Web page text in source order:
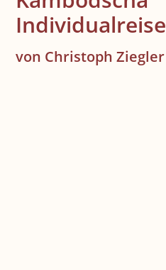
Individualreise
von Christoph Ziegler